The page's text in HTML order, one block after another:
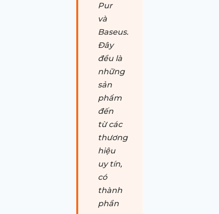
Pur
và
Baseus.
Đây
đều là
những
sản
phẩm
đến
từ các
thương
hiệu
uy tín,
có
thành
phần